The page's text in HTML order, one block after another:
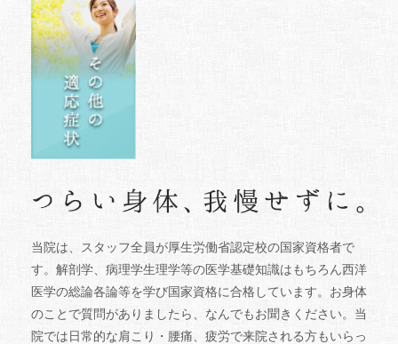
当院は、スタッフ全員が厚生労働省認定校の国家資格者で
す。解剖学、病理学生理学等の医学基礎知識はもちろん西洋
医学の総論各論等を学び国家資格に合格しています。お身体
のことで質問がありましたら、なんでもお聞きください。当
院では日常的な肩こり・腰痛、疲労で来院される方もいらっ